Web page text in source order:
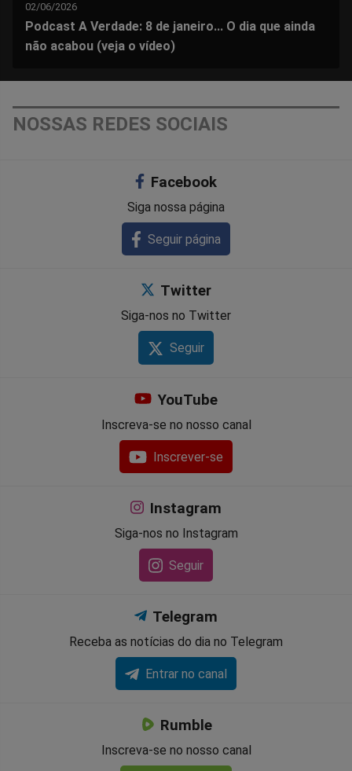
02/06/2026
Podcast A Verdade: 8 de janeiro... O dia que ainda
não acabou (veja o vídeo)
NOSSAS REDES SOCIAIS
Facebook
Siga nossa página
Seguir página
Twitter
Siga-nos no Twitter
Seguir
YouTube
Inscreva-se no nosso canal
Inscrever-se
Instagram
Siga-nos no Instagram
Seguir
Telegram
Receba as notícias do dia no Telegram
Entrar no canal
Rumble
Inscreva-se no nosso canal